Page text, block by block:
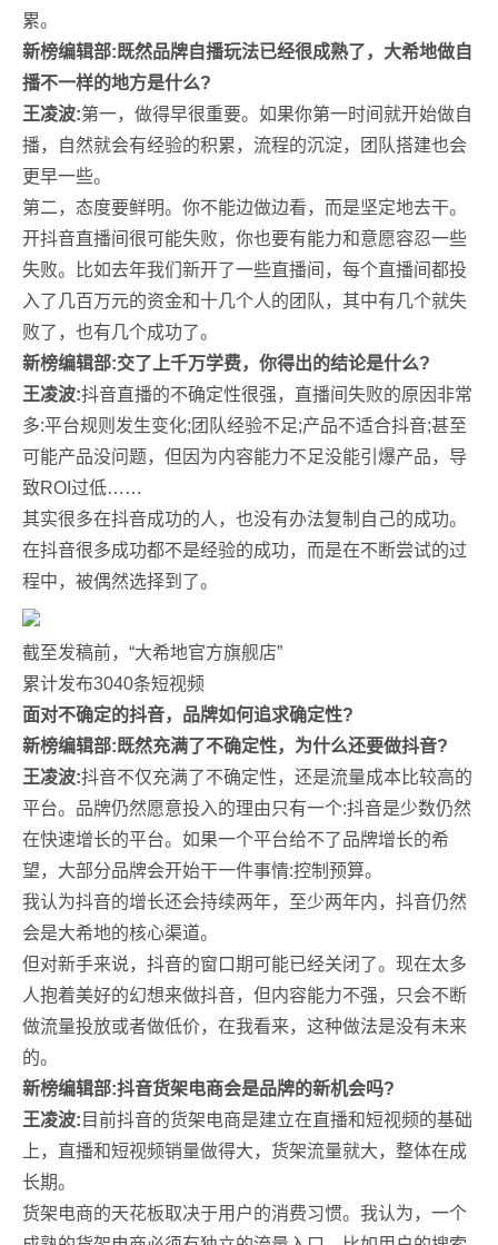
累。
新榜编辑部:既然品牌自播玩法已经很成熟了，大希地做自
播不一样的地方是什么?
王凌波:第一，做得早很重要。如果你第一时间就开始做自
播，自然就会有经验的积累，流程的沉淀，团队搭建也会
更早一些。
第二，态度要鲜明。你不能边做边看，而是坚定地去干。
开抖音直播间很可能失败，你也要有能力和意愿容忍一些
失败。比如去年我们新开了一些直播间，每个直播间都投
入了几百万元的资金和十几个人的团队，其中有几个就失
败了，也有几个成功了。
新榜编辑部:交了上千万学费，你得出的结论是什么?
王凌波:抖音直播的不确定性很强，直播间失败的原因非常
多:平台规则发生变化;团队经验不足;产品不适合抖音;甚至
可能产品没问题，但因为内容能力不足没能引爆产品，导
致ROI过低……
其实很多在抖音成功的人，也没有办法复制自己的成功。
在抖音很多成功都不是经验的成功，而是在不断尝试的过
程中，被偶然选择到了。
截至发稿前，“大希地官方旗舰店”
累计发布3040条短视频
面对不确定的抖音，品牌如何追求确定性?
新榜编辑部:既然充满了不确定性，为什么还要做抖音?
王凌波:抖音不仅充满了不确定性，还是流量成本比较高的
平台。品牌仍然愿意投入的理由只有一个:抖音是少数仍然
在快速增长的平台。如果一个平台给不了品牌增长的希
望，大部分品牌会开始干一件事情:控制预算。
我认为抖音的增长还会持续两年，至少两年内，抖音仍然
会是大希地的核心渠道。
但对新手来说，抖音的窗口期可能已经关闭了。现在太多
人抱着美好的幻想来做抖音，但内容能力不强，只会不断
做流量投放或者做低价，在我看来，这种做法是没有未来
的。
新榜编辑部:抖音货架电商会是品牌的新机会吗?
王凌波: 目前抖音的货架电商是建立在直播和短视频的基础
上，直播和短视频销量做得大，货架流量就大，整体在成
长期。
货架电商的天花板取决于用户的消费习惯。我认为，一个